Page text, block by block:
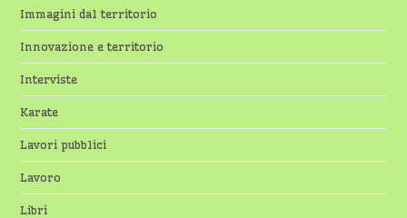
Immagini dal territorio
Innovazione e territorio
Interviste
Karate
Lavori pubblici
Lavoro
Libri